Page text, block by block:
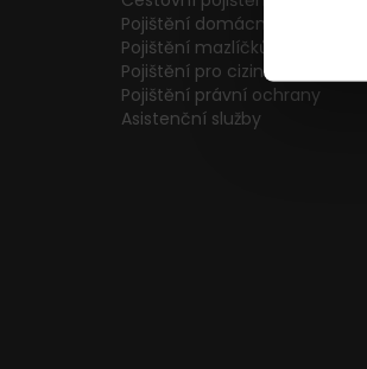
Pojištění domácnosti
Pojištění mazlíčků
Pojištění pro cizince
Pojištění právní ochrany
Asistenční služby